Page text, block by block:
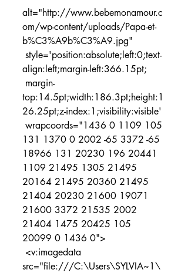
alt="http://www.bebemonamour.c
om/wp-content/uploads/Papa-et-
b%C3%A9b%C3%A9.jpg"
align:left;margin-left:366.15pt;
top:14.5pt;width:186.3pt;height:1
26.25pt;z-index:1;visibility:visible'
131 1370 0 2002 -65 3372 -65
18966 131 20230 196 20441
1109 21495 1305 21495
20164 21495 20360 21495
21404 20230 21600 19071
21600 3372 21535 2002
21404 1475 20425 105
20099 0 1436 0">
src="file:///C:\Users\SYLVIA~1\